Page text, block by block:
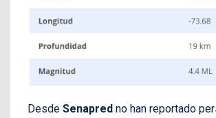
Desde Senapred no han reportado